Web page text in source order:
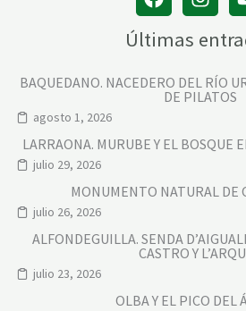
Últimas
BAQUEDANO. NACEDERO DEL RÍO
DE PILATOS
agosto 1, 2026
LARRAONA. MURUBE Y EL BOSQUE
julio 29, 2026
MONUMENTO NATURAL DE
julio 26, 2026
ALFONDEGUILLA. SENDA
CASTRO Y
julio 23, 2026
OLBA Y EL PICO DEL